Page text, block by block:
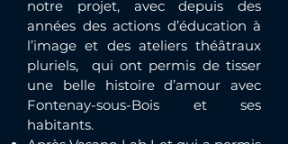
notre projet, avec depuis des
années des actions d’éducation à
l’image et des ateliers théâtraux
pluriels, qui ont permis de tisser
une belle histoire d’amour avec
Fontenay-sous-Bois et ses
habitants.